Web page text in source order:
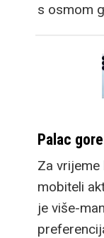
s osmom
Palac
Za vrijeme
mobiteli
je više-